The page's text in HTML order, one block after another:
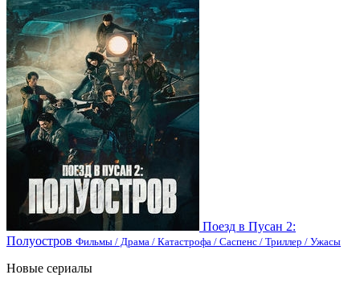
Поезд в Пусан 2:
Полуостров Фильмы / Драма / Катастрофа / Саспенс / Триллер / Ужасы
Новые сериалы